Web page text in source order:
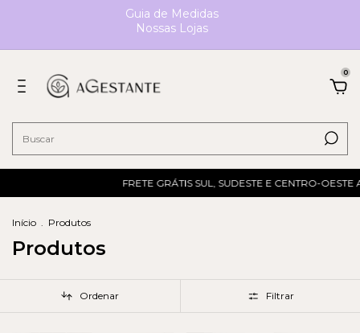
Guia de Medidas
Nossas Lojas
0
FRETE GRÁTIS SUL, SUDESTE E CENTRO-OESTE ACIMA DE R$
Início . Produtos
Produtos
Ordenar Filtrar